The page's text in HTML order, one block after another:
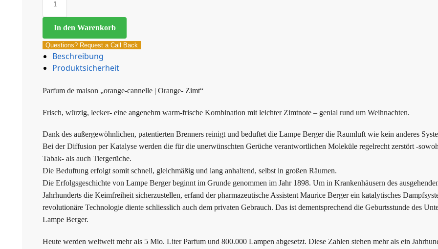
In den Warenkorb
Questions? Request a Call Back
Beschreibung
Produktsicherheit
Parfum de maison „orange-cannelle | Orange- Zimt“
Frisch, würzig, lecker- eine angenehm warm-frische Kombination mit leichter Zimtnote – genial rund um Weihnachten.
Dank des außergewöhnlichen, patentierten Brenners reinigt und beduftet die Lampe Berger die Raumluft wie kein anderes
Bei der Diffusion per Katalyse werden die für die unerwünschten Gerüche verantwortlichen Moleküle regelrecht zerstört -
Tabak- als auch Tiergerüche.
Die Beduftung erfolgt somit schnell, gleichmäßig und lang anhaltend, selbst in großen Räumen.
Die Erfolgsgeschichte von Lampe Berger beginnt im Grunde genommen im Jahr 1898. Um in Krankenhäusern des
Jahrhunderts die Keimfreiheit sicherzustellen, erfand der pharmazeutische Assistent Maurice Berger ein katalytisches
revolutionäre Technologie diente schliesslich auch dem privaten Gebrauch. Das ist dementsprechend die Geburtsstunde des
Lampe Berger.
Heute werden weltweit mehr als 5 Mio. Liter Parfum und 800.000 Lampen abgesetzt. Diese Zahlen stehen mehr als ein